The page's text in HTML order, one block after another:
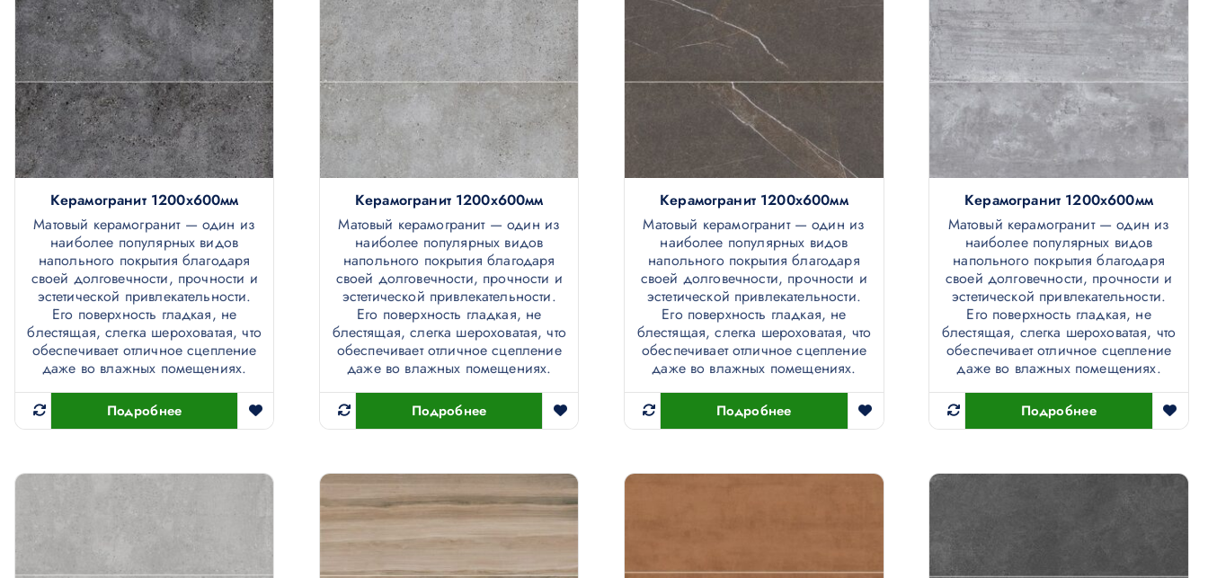
Керамогранит 1200х600мм
Матовый керамогранит — один из
наиболее популярных видов
напольного покрытия благодаря
своей долговечности, прочности и
эстетической привлекательности.
Его поверхность гладкая, не
блестящая, слегка шероховатая, что
обеспечивает отличное сцепление
даже во влажных помещениях.
Подробнее
Керамогранит 1200х600мм
Матовый керамогранит — один из
наиболее популярных видов
напольного покрытия благодаря
своей долговечности, прочности и
эстетической привлекательности.
Его поверхность гладкая, не
блестящая, слегка шероховатая, что
обеспечивает отличное сцепление
даже во влажных помещениях.
Подробнее
Керамогранит 1200х600мм
Матовый керамогранит — один из
наиболее популярных видов
напольного покрытия благодаря
своей долговечности, прочности и
эстетической привлекательности.
Его поверхность гладкая, не
блестящая, слегка шероховатая, что
обеспечивает отличное сцепление
даже во влажных помещениях.
Подробнее
Керамогранит 1200х600мм
Матовый керамогранит — один из
наиболее популярных видов
напольного покрытия благодаря
своей долговечности, прочности и
эстетической привлекательности.
Его поверхность гладкая, не
блестящая, слегка шероховатая, что
обеспечивает отличное сцепление
даже во влажных помещениях.
Подробнее